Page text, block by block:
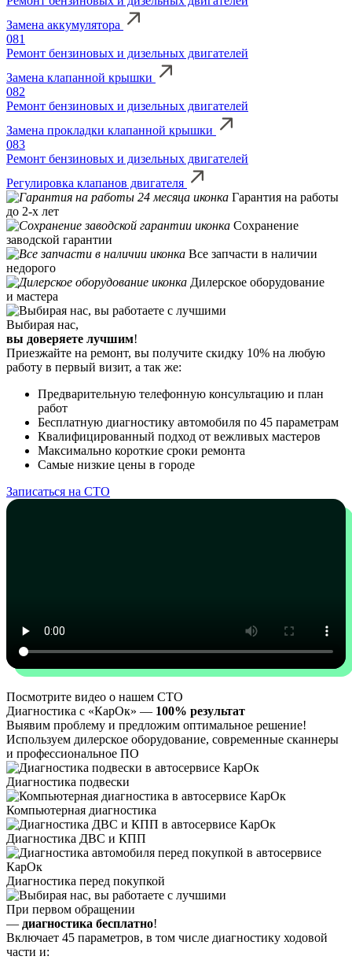
Замена аккумулятора
081
Ремонт бензиновых и дизельных двигателей
Замена клапанной крышки
082
Ремонт бензиновых и дизельных двигателей
Замена прокладки клапанной крышки
083
Ремонт бензиновых и дизельных двигателей
Регулировка клапанов двигателя
Гарантия на работы
до 2-х лет
Сохранение
заводской гарантии
Все запчасти в наличии
недорого
Дилерское оборудование
и мастера
Выбирая нас,
вы доверяете лучшим!
Приезжайте на ремонт, вы получите скидку 10% на любую
работу в первый визит, а так же:
Предварительную телефонную консультацию и план
работ
Бесплатную диагностику автомобиля по 45 параметрам
Квалифицированный подход от вежливых мастеров
Максимально короткие сроки ремонта
Самые низкие цены в городе
Записаться на СТО
Посмотрите видео о нашем СТО
Диагностика с «КарОк» — 100% результат
Выявим проблему и предложим оптимальное решение!
Используем дилерское оборудование, современные сканнеры
и профессиональное ПО
Диагностика подвески
Компьютерная диагностика
Диагностика ДВС и КПП
Диагностика перед покупкой
При первом обращении
— диагностика бесплатно!
Включает 45 параметров, в том числе диагностику ходовой
части и: